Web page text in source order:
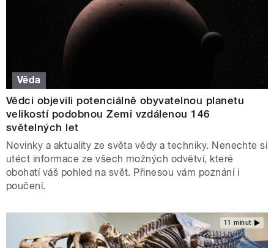
Věda
Vědci objevili potenciálně obyvatelnou planetu
velikostí podobnou Zemi vzdálenou 146
světelných let
Novinky a aktuality ze světa vědy a techniky. Nenechte si
utéct informace ze všech možných odvětví, které
obohatí váš pohled na svět. Přinesou vám poznání i
poučení.
11 minut